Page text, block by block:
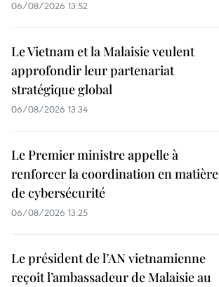
06/08/2026 13:52
Le Vietnam et la Malaisie veulent
approfondir leur partenariat
stratégique global
06/08/2026 13:34
Le Premier ministre appelle à
renforcer la coordination en matière
de cybersécurité
06/08/2026 13:25
Le président de l’AN vietnamienne
reçoit l’ambassadeur de Malaisie au